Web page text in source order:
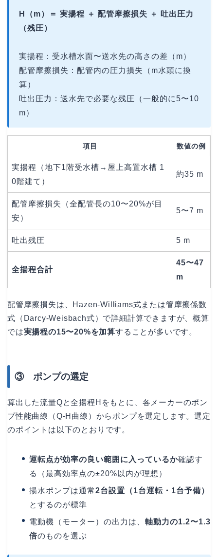
H（m）＝ 実揚程 ＋ 配管摩擦損失 ＋ 吐出圧力
（残圧）
実揚程：受水槽水面〜送水先の高さの差（m）
配管摩擦損失：配管内の圧力損失（m水頭に換
算）
吐出圧力：送水先で必要な残圧（一般的に5〜10
m）
項目 数値の例
実揚程（地下1階受水槽→屋上高置水槽 1
0階建て）
約35 m
配管摩擦損失（全配管長の10〜20%が目
安）
5〜7 m
吐出残圧 5 m
全揚程合計
45〜47
m
配管摩擦損失は、Hazen-Williams式または管摩擦係数
式（Darcy-Weisbach式）で詳細計算できますが、概算
では実揚程の15〜20%を加算することが多いです。
③ ポンプの選定
算出した流量Qと全揚程Hをもとに、各メーカーのポン
プ性能曲線（Q-H曲線）からポンプを選定します。選定
のポイントは以下のとおりです。
運転点が効率の良い範囲に入っているか確認す
る（最高効率点の±20%以内が理想）
揚水ポンプは通常2台設置（1台運転・1台予備）
とするのが標準
電動機（モーター）の出力は、 軸動力の1.2〜1.3
倍のものを選ぶ